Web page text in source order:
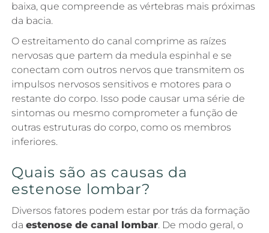
baixa, que compreende as vértebras mais próximas
da bacia.
O estreitamento do canal comprime as raízes
nervosas que partem da medula espinhal e se
conectam com outros nervos que transmitem os
impulsos nervosos sensitivos e motores para o
restante do corpo. Isso pode causar uma série de
sintomas ou mesmo comprometer a função de
outras estruturas do corpo, como os membros
inferiores.
Quais são as causas da
estenose lombar?
Diversos fatores podem estar por trás da formação
daestenose de canal lombar. De modo geral, o